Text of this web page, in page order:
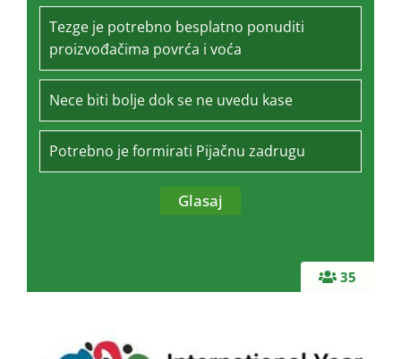
35
Tezge je potrebno besplatno ponuditi
proizvođačima povrća i voća
Nece biti bolje dok se ne uvedu kase
Potrebno je formirati Pijačnu zadrugu